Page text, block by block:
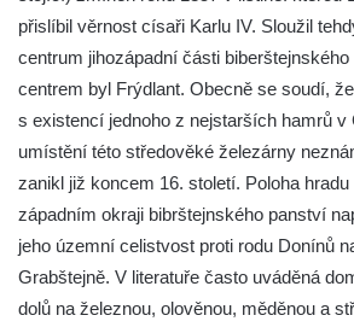
Hrad Roimund
Hrad Seeberg
Kyjovský hrádek
Hrad a klášter Oybin
Pevnost Königstein
Hrad Stolpen
Brtnický hrádek
přislíbil věrnost císaři Karlu IV. Sloužil
centrum jihozápadní části
centrem byl Frýdlant. Obecně se soudí,
s existencí jednoho z nejstarších hamrů v
umístění této středověké železárny
zanikl již koncem 16. století. Poloha
západním okraji bibrštejnského panství
jeho územní celistvost proti rodu Donínů
Grabštejně. V literatuře často uváděná
dolů na železnou, olověnou, měděnou a